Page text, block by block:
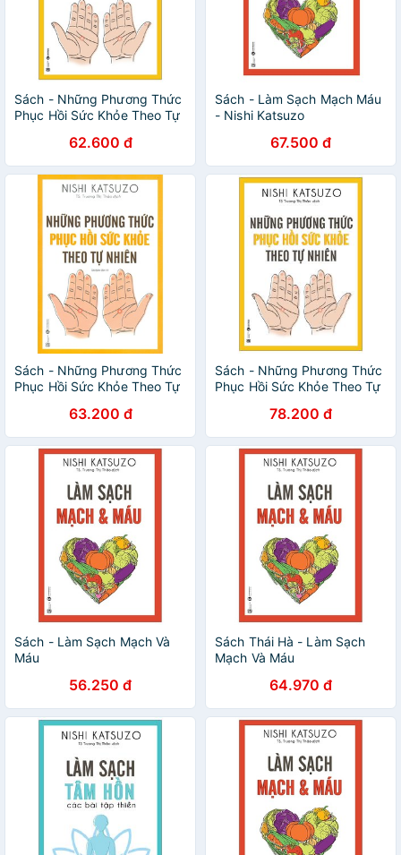
Sách - Những Phương Thức
Phục Hồi Sức Khỏe Theo Tự
62.600 đ
Sách - Làm Sạch Mạch Máu
- Nishi Katsuzo
67.500 đ
Sách - Những Phương Thức
Phục Hồi Sức Khỏe Theo Tự
63.200 đ
Sách - Những Phương Thức
Phục Hồi Sức Khỏe Theo Tự
78.200 đ
Sách - Làm Sạch Mạch Và
Máu
56.250 đ
Sách Thái Hà - Làm Sạch
Mạch Và Máu
64.970 đ